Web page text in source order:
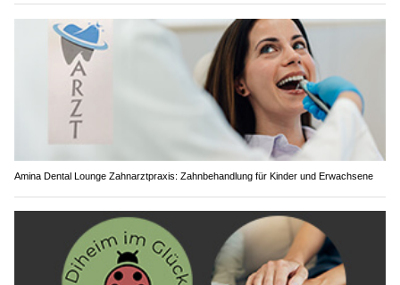
Amina Dental Lounge Zahnarztpraxis: Zahnbehandlung für Kinder und Erwachsene